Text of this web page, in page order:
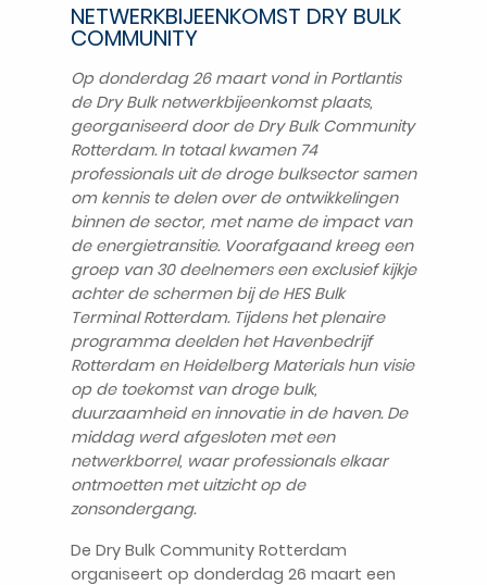
Ledennet
Contact
NETWERKBIJEENKOMST DRY BULK
COMMUNITY
Op donderdag 26 maart vond in Portlantis
de Dry Bulk netwerkbijeenkomst plaats,
georganiseerd door de Dry Bulk Community
Rotterdam. In totaal kwamen 74
professionals uit de droge bulksector samen
om kennis te delen over de ontwikkelingen
binnen de sector, met name de impact van
de energietransitie. Voorafgaand kreeg een
groep van 30 deelnemers een exclusief kijkje
achter de schermen bij de HES Bulk
Terminal Rotterdam. Tijdens het plenaire
programma deelden het Havenbedrijf
Rotterdam en Heidelberg Materials hun visie
op de toekomst van droge bulk,
duurzaamheid en innovatie in de haven. De
middag werd afgesloten met een
netwerkborrel, waar professionals elkaar
ontmoetten met uitzicht op de
zonsondergang.
De Dry Bulk Community Rotterdam
organiseert op donderdag 26 maart een